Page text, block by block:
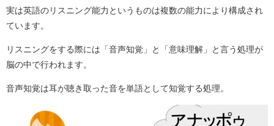
実は英語のリスニング能力というものは複数の能力により構成され
ています。
リスニングをする際には「音声知覚」と「意味理解」と言う処理が
脳の中で行われます。
音声知覚は耳が聴き取った音を単語として知覚する処理。